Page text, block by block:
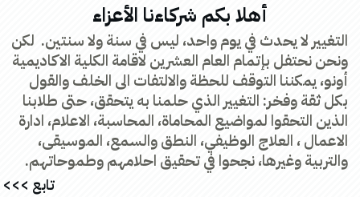
أهلا بكم شركاءنا الأعزاء
التغيير لا يحدث في يوم واحد، ليس في سنة ولا سنتين. لكن
ونحن نحتفل بإتمام العام العشرين لاقامة الكلية الاكاديمية
أونو، يمكننا التوقف للحظة والالتفات الى الخلف والقول
بكل ثقة وفخر: التغيير الذي حلمنا به يتحقق، حتى طلابنا
الذين التحقوا لمواضيع المحاماة، المحاسبة، الاعلام، ادارة
الاعمال ، العلاج الوظيفي، النطق والسمع، الموسيقى،
والتربية وغيرها، نجحوا في تحقيق احلامهم وطموحاتهم.
تابع >>>